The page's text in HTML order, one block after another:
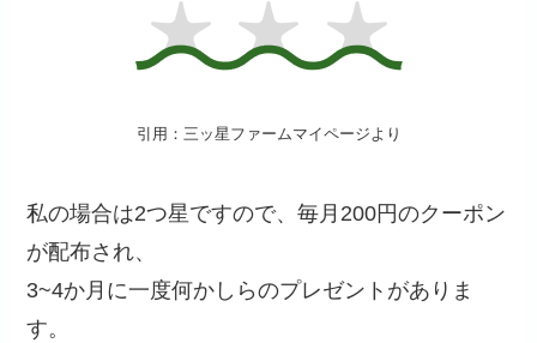
引用：三ッ星ファームマイページより
私の場合は2つ星ですので、毎月200円のクーポン
が配布され、
3~4か月に一度何かしらのプレゼントがありま
す。